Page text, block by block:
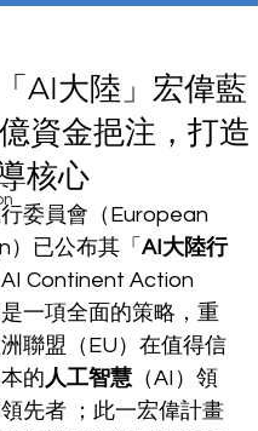
AI大陸」宏偉藍
資金挹注，打造
核心
委員會（European
）已公布其「 AI大陸行
AI Continent Action
一項全面的策略，重
聯盟（EU）在值得信
的人工智慧 （AI）領
先者 ；此一宏偉計畫